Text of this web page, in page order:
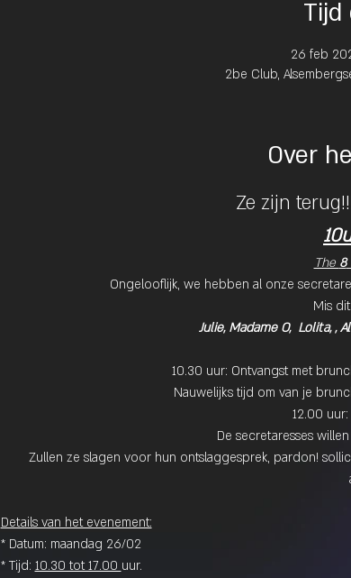
Tijd
26 feb
2be Club,
Over
Ze zijn
The 8
Ongelooflijk, we hebben al onze
Mis
Julie, Madame O,  Lolita, ,
10.30 uur: Ontvangst met
Nauwelijks tijd om van je
12.00
De secretaresses
Zullen ze slagen voor hun ontslaggesprek, pardon!
Details van het evenement:
* Datum: maandag 26/02
* Tijd: 10.30 tot 17.00 uur.